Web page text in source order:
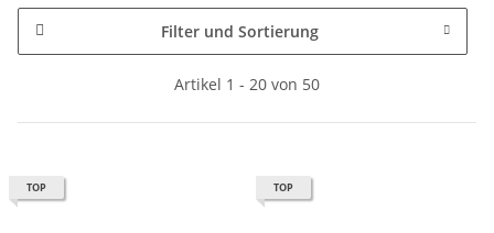
Filter und Sortierung
Artikel 1 - 20 von 50
TOP TOP